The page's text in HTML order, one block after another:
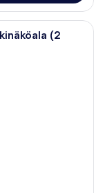
1 suuri parisänky,
(2